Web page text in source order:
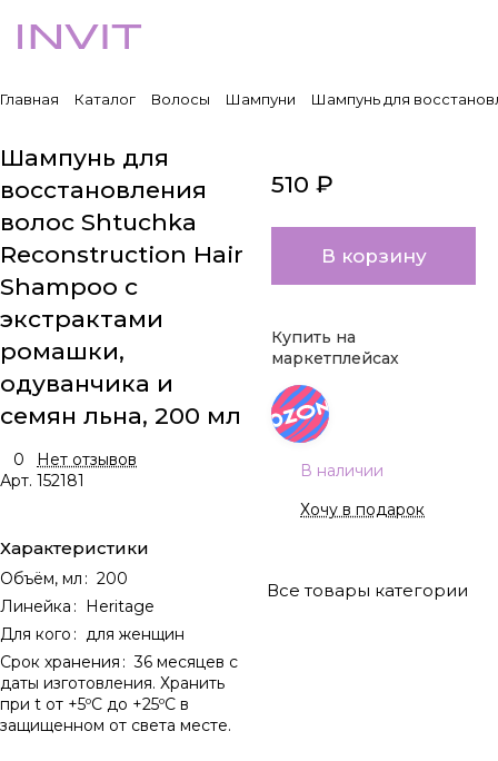
Главная Каталог Волосы Шампуни Шампунь для
Шампунь для
восстановления
волос Shtuchka
Reconstruction Hair
Shampoo с
экстрактами
ромашки,
одуванчика и
семян льна, 200 мл
0
Нет отзывов
Арт. 152181
Характеристики
Объём, мл: 200
Линейка: Heritage
Для кого: для женщин
Срок хранения: 36 месяцев с
даты изготовления. Хранить
при t от +5ºС до +25ºС в
защищенном от света месте.
510 ₽
В корзину
Купить на
маркетплейсах
В наличии
Хочу в подарок
Все товары категории